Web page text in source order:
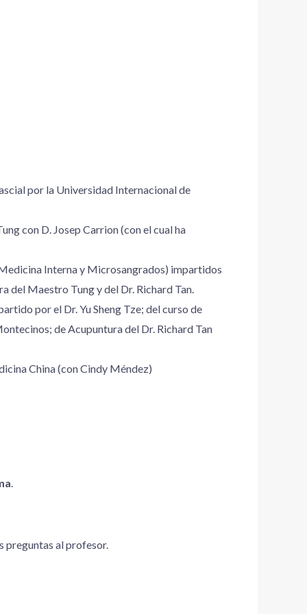
por la Universidad Internacional de
con D. Josep Carrion (con el cual ha
Interna y Microsangrados) impartidos
del Maestro Tung y del Dr. Richard Tan.
por el Dr. Yu Sheng Tze; del curso de
de Acupuntura del Dr. Richard Tan
China (con Cindy Méndez)
preguntas al profesor.